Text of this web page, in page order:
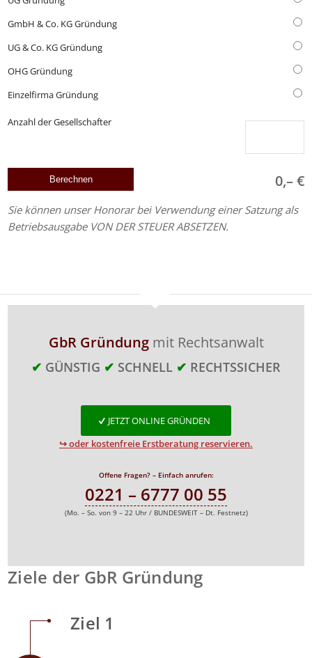
GmbH & Co. KG Gründung
UG & Co. KG Gründung
OHG Gründung
Einzelfirma Gründung
Anzahl der Gesellschafter
0,– €
Sie können unser Honorar bei Verwendung einer Satzung als
Betriebsausgabe VON DER STEUER ABSETZEN.
GbR Gründungmit Rechtsanwalt
✔ GÜNSTIG ✔ SCHNELL ✔ RECHTSSICHER
JETZT ONLINE GRÜNDEN
↪ oder kostenfreie Erstberatung reservieren.
Offene Fragen? – Einfach anrufen:
0221 – 6777 00 55
(Mo. – So. von 9 – 22 Uhr / BUNDESWEIT – Dt. Festnetz)
Ziele der GbR Gründung
Ziel 1